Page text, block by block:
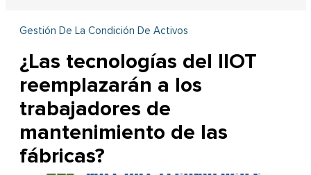
Gestión De La Condición De Activos
¿Las tecnologías del IIOT
reemplazarán a los
trabajadores de
mantenimiento de las
fábricas?